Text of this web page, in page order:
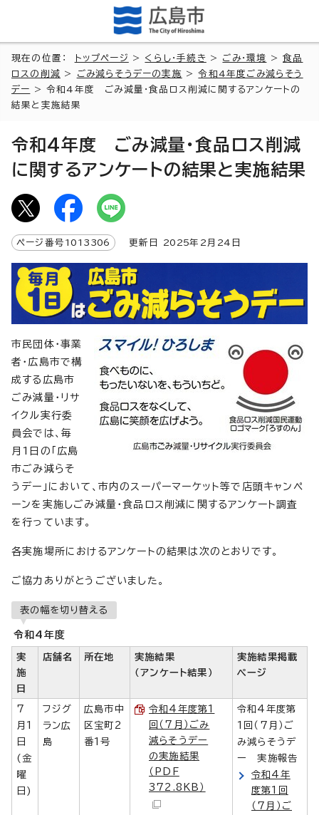
現在の位置： トップページ > くらし・手続き > ごみ・環境 >食品
ロスの削減 > ごみ減らそうデーの実施 >令和4年度ごみ減らそう
デー
> 令和4年度 ごみ減量・食品ロス削減に関するアンケートの
結果と実施結果
令和4年度 ごみ減量・食品ロス削減
に関するアンケートの結果と実施結果
ページ番号 1013306 更新日 2025年2月 24 日
市民団体・事業
者・広島市で構
成する広島市
ごみ減量・リサ
イクル実行委
員会では、毎
月1日の「広島
市ごみ減らそ
うデー」において、市内のスーパーマーケット等で店頭キャンペ
ーンを実施しごみ減量・食品ロス削減に関するアンケート調査
を行っています。
各実施場所におけるアンケートの結果は次のとおりです。
ご協力ありがとうございました。
表の幅を切り替える
令和4年度
実
施
日
店舗名 所在地
実施結果
（アンケート結果）
実施結果掲載
ページ
7
月1
日
(金
曜
日)
フジグ
ラン広
島
広島市中
区宝町2
番1号
令和4年度第1
回（7月）ごみ
減らそうデー
の実施結果
（PDF
372.8KB）
令和4年度第
1回（7月）ご
み減らそうデ
ー 実施報告
令和4年
度第1回
（7月）ご